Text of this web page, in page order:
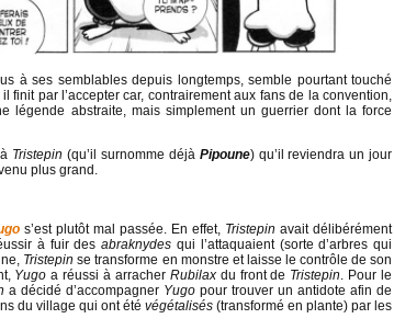
à ses semblables depuis longtemps, semble pourtant touché
il finit par l’accepter car, contrairement aux fans de la convention,
légende abstraite, mais simplement un guerrier dont la force
Tristepin(qu’il surnomme déjà Pipoune) qu’il reviendra un jour
plus grand.
s’est plutôt mal passée. En effet, Tristepin avait délibérément
à fuir desabraknydes qui l’attaquaient (sorte d’arbres qui
Tristepinse transforme en monstre et laisse le contrôle de son
Yugoa réussi à arracher Rubilax du front de Tristepin. Pour le
a décidé d’accompagner Yugo pour trouver un antidote afin de
du village qui ont été végétalisés (transformé en plante) par les